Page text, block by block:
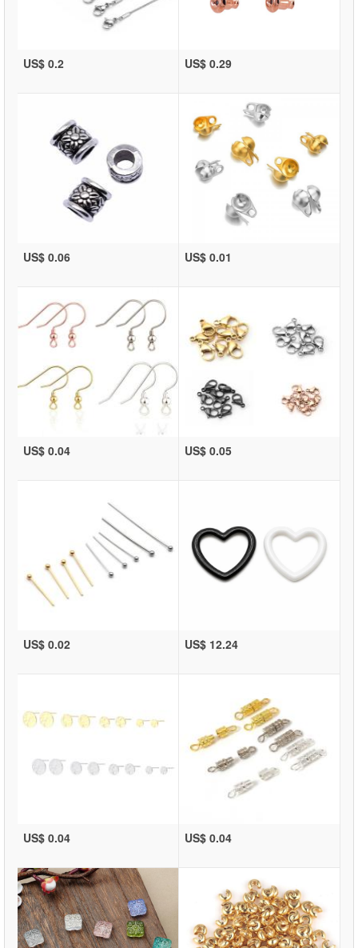
US$ 0.2 US$ 0.29
US$ 0.06 US$ 0.01
US$ 0.04 US$ 0.05
US$ 0.02 US$ 12.24
US$ 0.04 US$ 0.04